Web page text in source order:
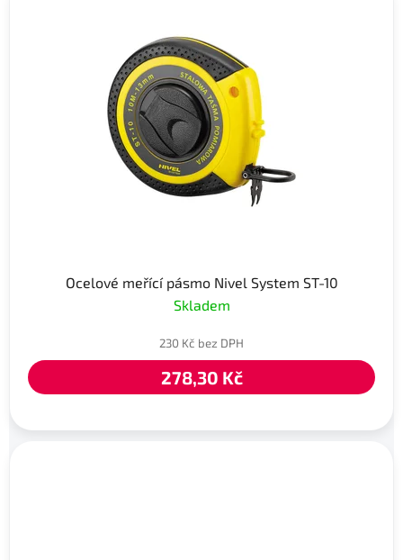
Ocelové meřící pásmo Nivel System ST-10
Skladem
230 Kč bez DPH
278,30 Kč